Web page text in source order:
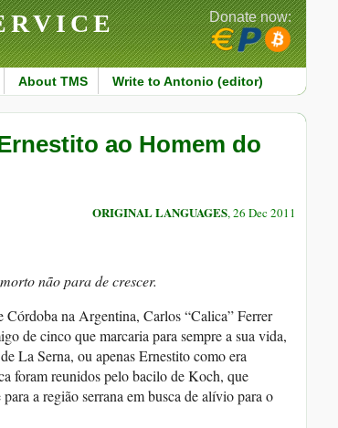
About TMS Write to Antonio (editor)
Donate now:
ao Homem do
ORIGINAL LANGUAGES, 26 Dec 2011
não para de crescer.
na Argentina, Carlos “Calica” Ferrer
de cinco que marcaria para sempre a sua vida,
La Serna, ou apenas Ernestito como era
foram reunidos pelo bacilo de Koch, que
a região serrana em busca de alívio para o